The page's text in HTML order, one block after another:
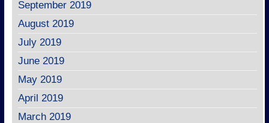
September 2019
August 2019
July 2019
June 2019
May 2019
April 2019
March 2019